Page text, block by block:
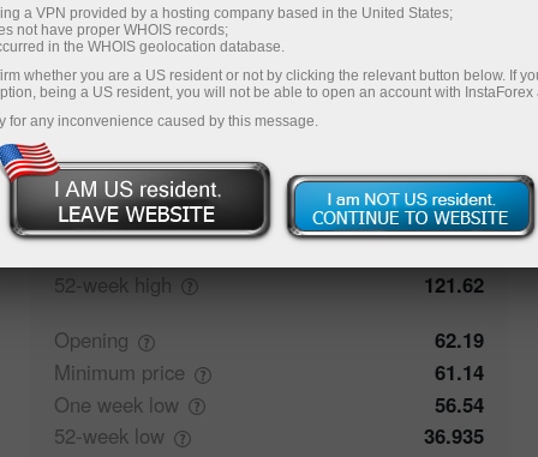
Buy
63.58
Sell
52.63% Traders' feedback 47.37%
Closing
62.185
Maximumprice
65.09
52-week high
121.62
Opening
62.19
Minimum price
61.14
One week low
56.54
52-week low 36.935
a VPN provided by a hosting company based in the United States;
not have proper WHOIS records;
in the WHOIS geolocation database.
whether you are a US resident or not by clicking the relevant button below. If
being a US resident, you will not be able to open an account with InstaForex
for any inconvenience caused by this message.